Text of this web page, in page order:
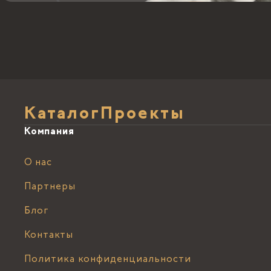
Каталог Проекты
Компания
О нас
Партнеры
Блог
Контакты
Политика конфиденциальности